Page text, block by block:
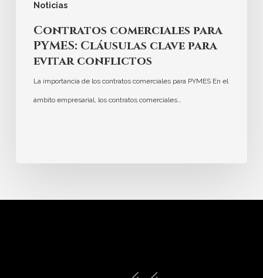
Noticias
Contratos comerciales para
PYMES: Cláusulas clave para
evitar conflictos
La importancia de los contratos comerciales para PYMES En el
ámbito empresarial, los contratos comerciales…